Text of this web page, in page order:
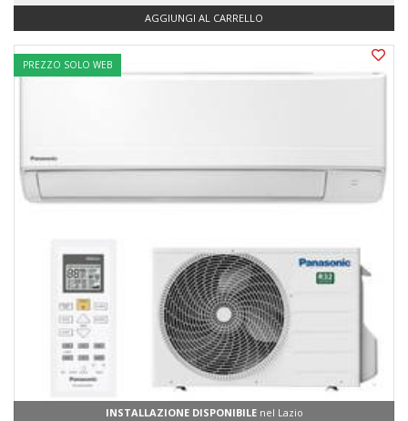
AGGIUNGI AL CARRELLO
INSTALLAZIONE DISPONIBILEnel Lazio
PREZZO SOLO WEB